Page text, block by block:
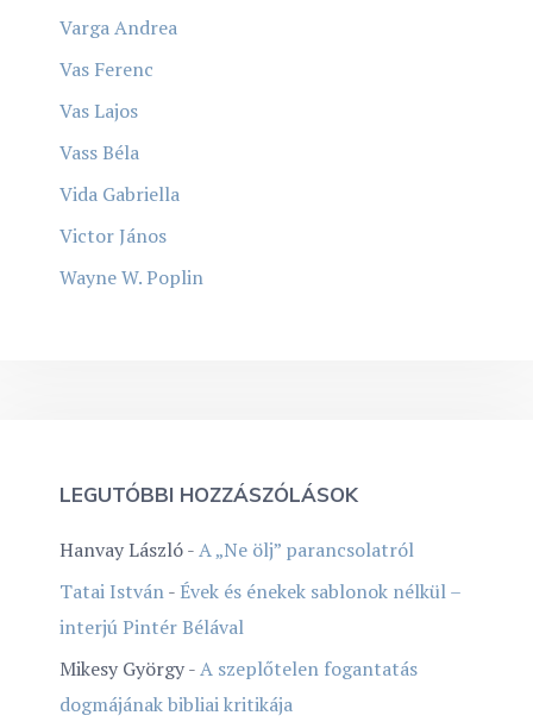
Varga Andrea
Vas Ferenc
Vas Lajos
Vass Béla
Vida Gabriella
Victor János
Wayne W. Poplin
LEGUTÓBBI HOZZÁSZÓLÁSOK
Hanvay László-A „Ne ölj” parancsolatról
Tatai István- Évek és énekek sablonok nélkül –
interjú Pintér Bélával
Mikesy György-A szeplőtelen fogantatás
dogmájának bibliai kritikája